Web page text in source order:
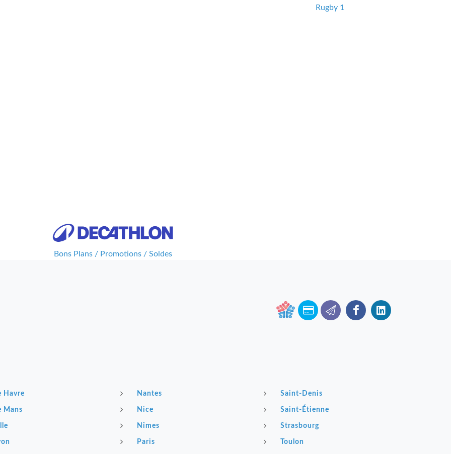
Rugby 1
Bons Plans / Promotions / Soldes
Havre
Mans
Nantes
Nice
Nîmes
Paris
Saint-Denis
Saint-Étienne
Strasbourg
Toulon